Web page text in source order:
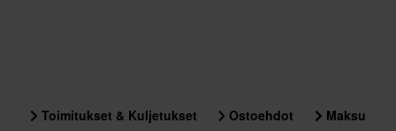
Paketin mitat
Toimitukset & Kuljetukset Ostoehdot
Maksu